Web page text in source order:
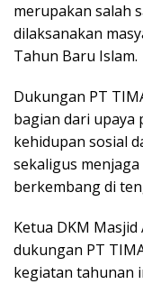
merupakan salah
dilaksanakan
Tahun Baru Islam.
Dukungan PT
bagian dari upaya
kehidupan sosial
sekaligus
berkembang di
Ketua DKM
dukungan PT
kegiatan tahunan